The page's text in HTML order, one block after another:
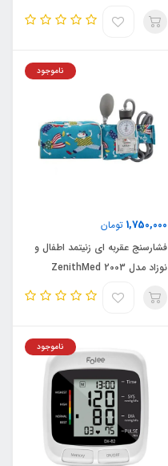
1,750,000 تومان
ناموجود
فشارسنج عقربه ای زنیتمد اطفال و
نوزاد مدل ZenithMed 2003
ناموجود